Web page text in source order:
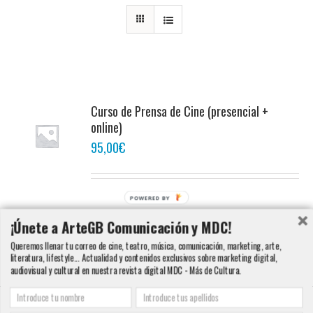
Curso de Prensa de Cine (presencial +
online)
95,00€
¡Únete a ArteGB Comunicación y MDC!
Queremos llenar tu correo de cine, teatro, música, comunicación, marketing, arte,
literatura, lifestyle... Actualidad y contenidos exclusivos sobre marketing digital,
audiovisual y cultural en nuestra revista digital MDC - Más de Cultura.
POWERED BY